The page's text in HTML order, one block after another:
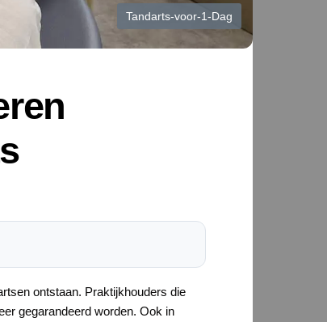
Tandarts-voor-1-Dag
ontstaan. Praktijkhouders die
gegarandeerd worden. Ook in